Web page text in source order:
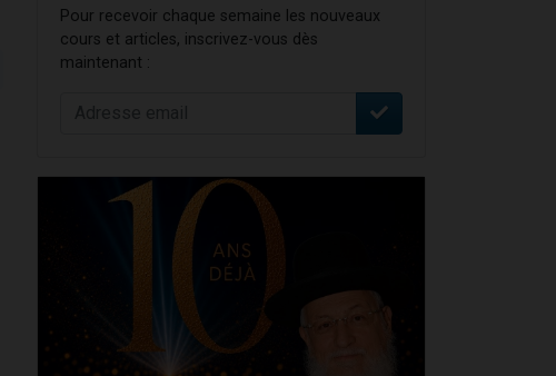
Pour recevoir chaque semaine les nouveaux
cours et articles, inscrivez-vous dès
maintenant :